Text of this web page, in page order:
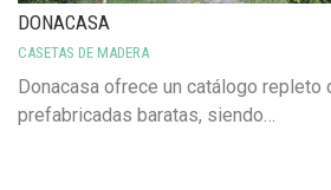
DONACASA
CASETAS DE MADERA
Donacasa ofrece un catálogo repleto
prefabricadas baratas, siendo…